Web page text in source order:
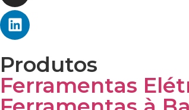
Produtos
Ferramentas